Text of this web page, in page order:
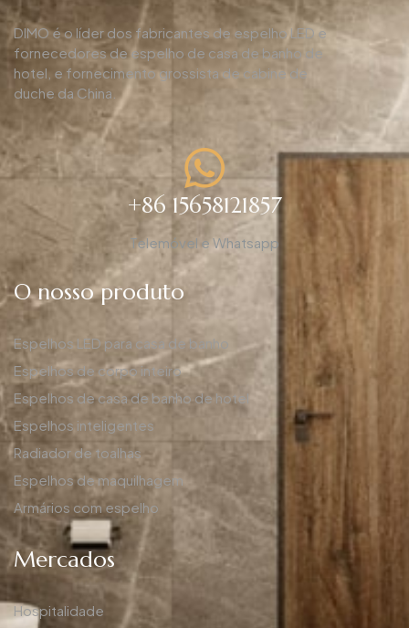
DIMO é o líder dos fabricantes de espelho LED e
fornecedores de espelho de casa de banho de
hotel, e fornecimento grossista de cabine de
duche da China.
+86 15658121857
Telemóvel e Whatsapp
O nosso produto
Espelhos LED para casa de banho
Espelhos de corpo inteiro
Espelhos de casa de banho de hotel
Espelhos inteligentes
Radiador de toalhas
Espelhos de maquilhagem
Armários com espelho
Mercados
Hospitalidade